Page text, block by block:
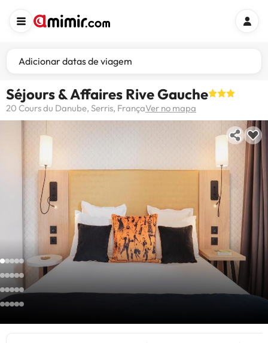
Adicionar datas de viagem
Séjours & Affaires Rive Gauche
20 Cours du Danube, Serris, FrançaVer no mapa